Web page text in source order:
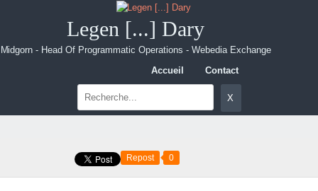
Legen [...] Dary
Midgorn - Head Of Programmatic Operations - Webedia Exchange
Accueil
Contact
Repost 0